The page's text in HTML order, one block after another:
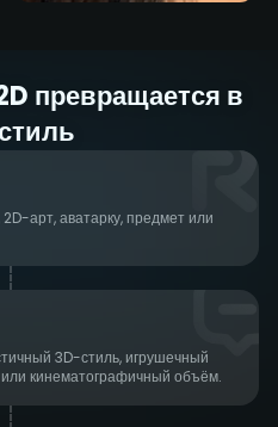
превращается в
арт, аватарку, предмет или
3D-стиль, игрушечный
кинематографичный объём.